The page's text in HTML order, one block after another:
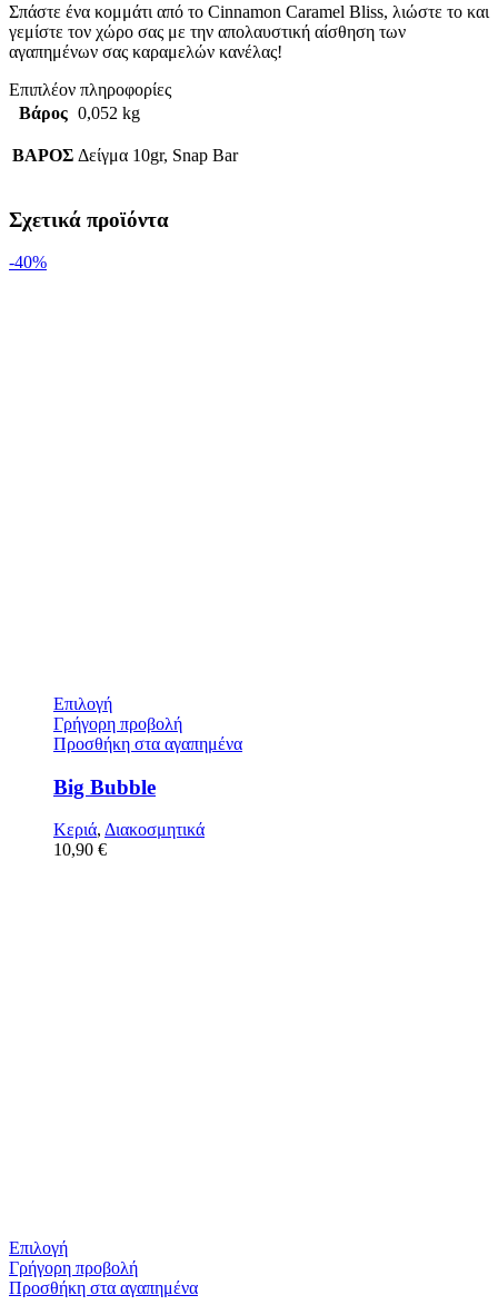
Επιλογή
Γρήγορη προβολή
Προσθήκη στα αγαπημένα
Big Bubble
Κεριά, Διακοσμητικά
10,90 €
Σπάστε ένα κομμάτι από το Cinnamon Caramel Bliss, λιώστε το και
γεμίστε τον χώρο σας με την απολαυστική αίσθηση των
αγαπημένων σας καραμελών κανέλας!
Επιπλέον πληροφορίες
Βάρος 0,052 kg
ΒΑΡΟΣ Δείγμα 10gr, Snap Bar
Σχετικά προϊόντα
-40%
Επιλογή
Γρήγορη προβολή
Προσθήκη στα αγαπημένα